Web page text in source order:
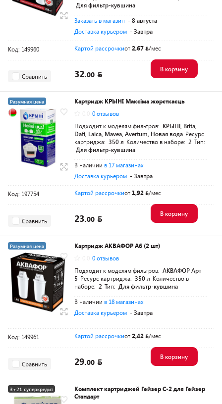
Для фильтр-кувшина
Заказать в магазин - 8 августа
Доставка курьером - Завтра
Код: 149960 Картой рассрочкиот2,67 /мес
Сравнить 32.00
В корзину
Разумная цена
Картридж КРЫНI Максiма жорсткасць
0 отзывов
Подходит к моделям фильтров: КРЫНI, Brita,
Dafi, Laica, Mavea, Avertum, Новая вода Ресурс
картриджа: 350 л Количество в наборе: 2 Тип:
Для фильтр-кувшина
В наличии в 17 магазинах
Доставка курьером - Завтра
Код: 197754 Картой рассрочкиот 1,92 /мес
Сравнить 23.00
В корзину
Разумная цена
Картридж АКВАФОР А6 (2 шт)
0 отзывов
Подходит к моделям фильтров: АКВАФОР Арт
5 Ресурс картриджа: 350 л Количество в
наборе: 2 Тип: Для фильтр-кувшина
В наличии в 18 магазинах
Доставка курьером - Завтра
Код: 149961 Картой рассрочкиот2,42 /мес
Сравнить 29.00
В корзину
3+21 суперкредит
Комплект картриджей Гейзер С-2 для Гейзер
Стандарт